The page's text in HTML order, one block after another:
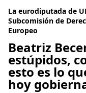
La eurodiputada de
Subcomisión de
Europeo
Beatriz
estúpidos,
esto es lo
hoy